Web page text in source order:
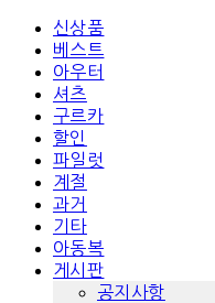
신상품
베스트
아우터
셔츠
구르카
할인
파일럿
계절
과거
기타
아동복
게시판
공지사항